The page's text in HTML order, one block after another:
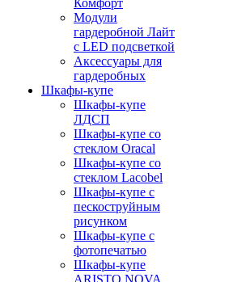
Комфорт
Модули
гардеробной Лайт
с LED подсветкой
Аксессуары для
гардеробных
Шкафы-купе
Шкафы-купе
ЛДСП
Шкафы-купе со
стеклом Oracal
Шкафы-купе со
стеклом Lacobel
Шкафы-купе с
пескоструйным
рисунком
Шкафы-купе с
фотопечатью
Шкафы-купе
ARISTO NOVA